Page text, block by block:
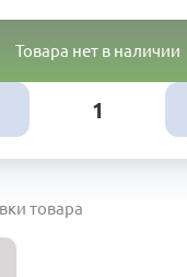
Товара нет в наличии
товара